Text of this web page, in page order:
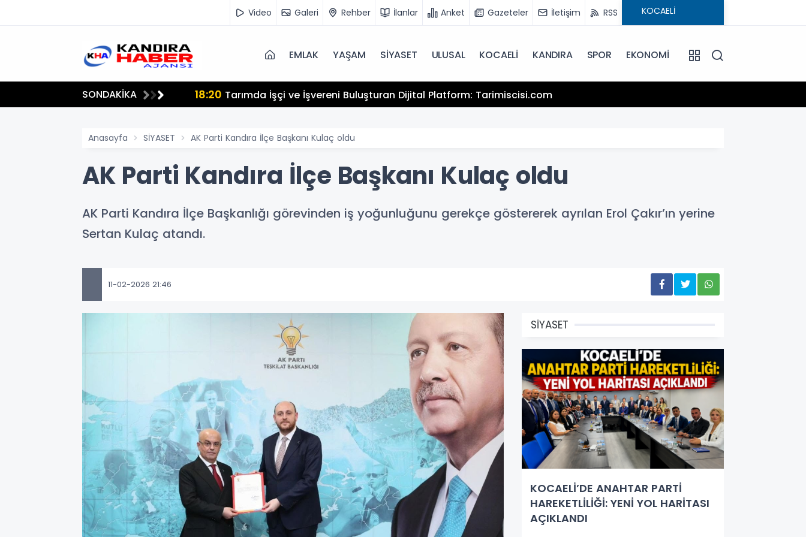
Video Galeri Rehber İlanlar Anket Gazeteler İletişim RSS
EMLAK YAŞAM SİYASET ULUSAL KOCAELİ KANDIRA SPOR EKONOMİ
SONDAKİKA 18:20 Tarımda İşçi ve İşvereni Buluşturan Dijital Platform: Tarimiscisi.com
Anasayfa SİYASET AK Parti Kandıra İlçe Başkanı Kulaç oldu
AK Parti Kandıra İlçe Başkanı Kulaç oldu
AK Parti Kandıra İlçe Başkanlığı görevinden iş yoğunluğunu gerekçe göstererek ayrılan Erol Çakır’ın yerine
Sertan Kulaç atandı.
11-02-2026 21:46
SİYASET
KOCAELİ’DE ANAHTAR PARTİ
HAREKETLİLİĞİ: YENİ YOL HARİTASI
AÇIKLANDI